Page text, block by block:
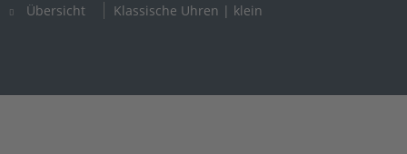
Übersicht Klassische Uhren | klein